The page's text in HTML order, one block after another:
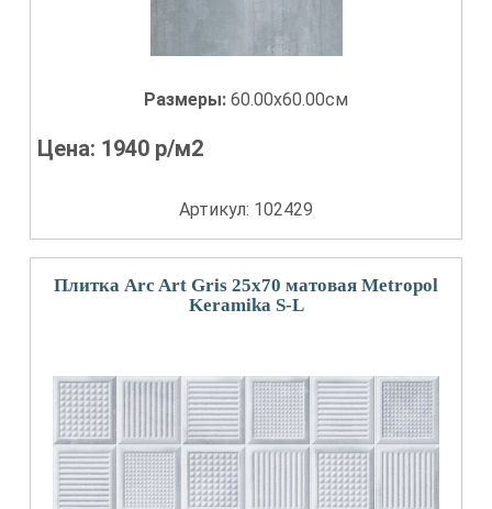
Размеры: 60.00x60.00см
Цена: 1940 р/м2
Артикул: 102429
Плитка Arc Art Gris 25х70 матовая Metropol
Keramika S-L